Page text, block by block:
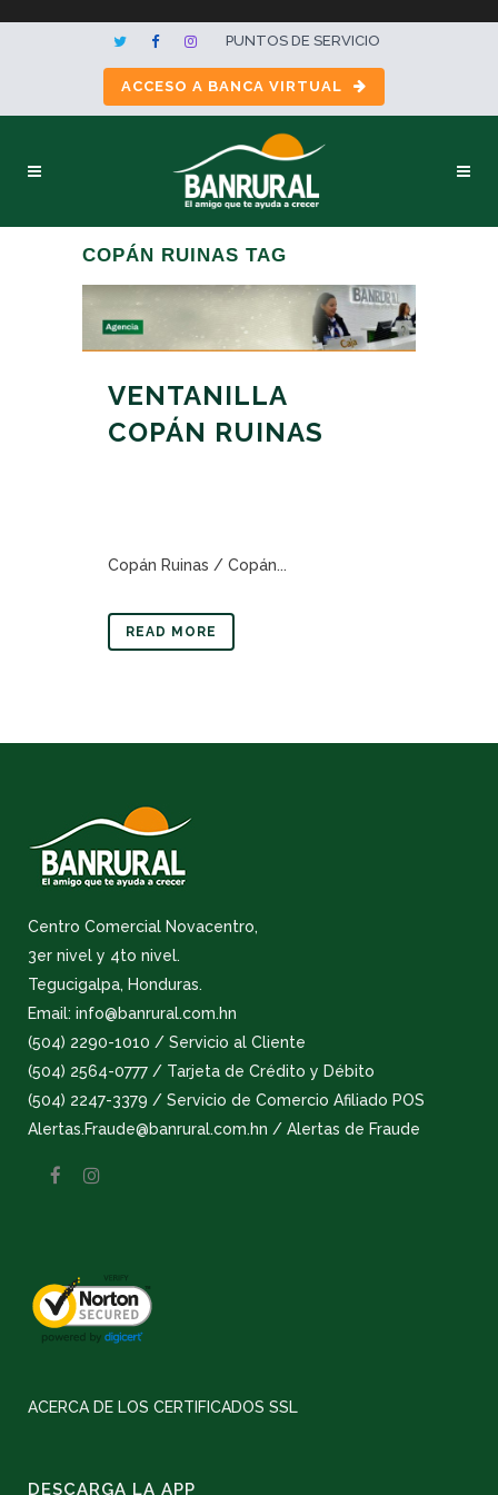
PUNTOS DE SERVICIO
ACCESO A BANCA VIRTUAL
COPÁN RUINAS TAG
VENTANILLA
COPÁN RUINAS
Copán Ruinas / Copán...
READ MORE
Centro Comercial Novacentro,
3er nivel y 4to nivel.
Tegucigalpa, Honduras.
Email: info@banrural.com.hn
(504) 2290-1010 / Servicio al Cliente
(504) 2564-0777 / Tarjeta de Crédito y Débito
(504) 2247-3379 / Servicio de Comercio Afiliado POS
Alertas.Fraude@banrural.com.hn / Alertas de Fraude
ACERCA DE LOS CERTIFICADOS SSL
DESCARGA LA APP